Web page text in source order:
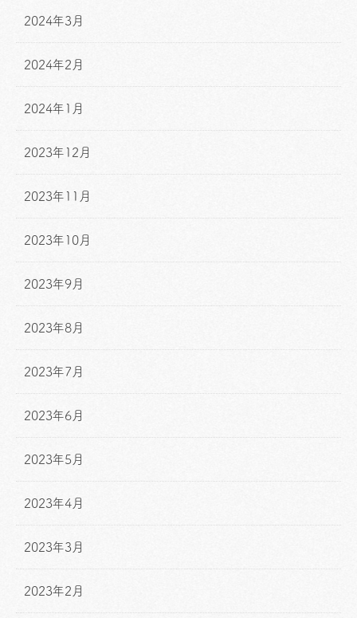
2024年3月
2024年2月
2024年1月
2023年12月
2023年11月
2023年10月
2023年9月
2023年8月
2023年7月
2023年6月
2023年5月
2023年4月
2023年3月
2023年2月